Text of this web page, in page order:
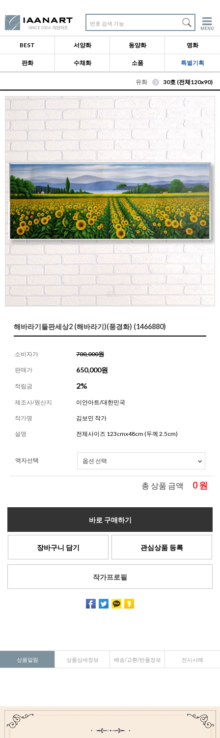
번호 검색 가능
BEST 서양화 동양화 명화
판화 수채화 소품 특별기획
유화 30호 (전체120x90)
해바라기들판세상2 (해바라기)(풍경화) (1466880)
소비자가 700,000원
판매가 650,000원
적립금 2%
제조사/원산지 이안아트/대한민국
작가명 김보민 작가
설명 전체사이즈 123cmx48cm (두께 2.5cm)
액자선택
총 상품 금액 0원
바로 구매하기
장바구니 담기 관심상품 등록
작가프로필
상품알림 상품상세정보 배송/교환/반품정보 전시사례